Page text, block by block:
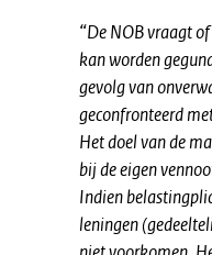
“De NOB vraagt
kan worden
gevolg van
geconfronteerd
Het doel van de
bij de eigen
Indien
leningen